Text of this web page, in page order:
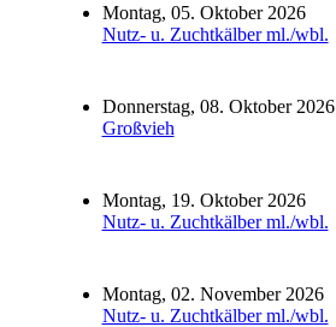
Montag, 05. Oktober 2026
Nutz- u. Zuchtkälber ml./wbl.
Donnerstag, 08. Oktober 2026
Großvieh
Montag, 19. Oktober 2026
Nutz- u. Zuchtkälber ml./wbl.
Montag, 02. November 2026
Nutz- u. Zuchtkälber ml./wbl.